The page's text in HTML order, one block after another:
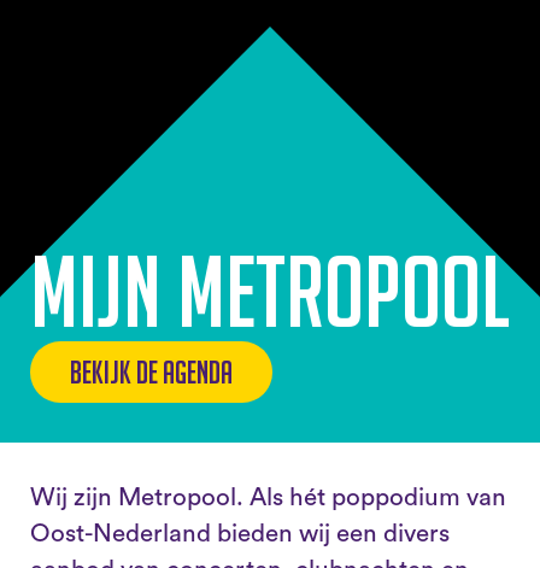
Mijn Metropool
bekijk de agenda
Wij zijn Metropool. Als hét poppodium van
Oost-Nederland bieden wij een divers